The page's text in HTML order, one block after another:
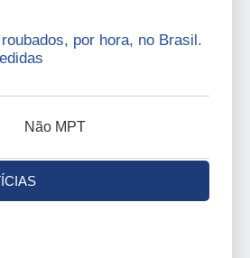
por hora, no Brasil.